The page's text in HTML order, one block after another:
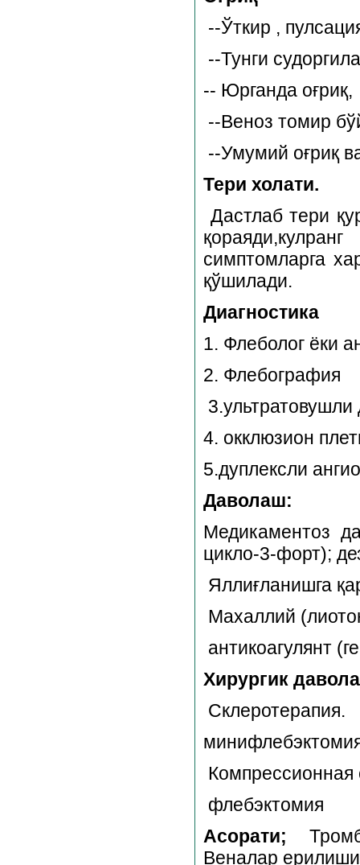
--Ўткир ,
--Тунги
-- Юрганда оғриқ,
--Веноз томир
--Умумий оғриқ
Тери холати.
Дастлаб тери
симптомларга
қўшилади.
Диагностика
1. Флеболог ёки
2. Флебография
4. окклюзион
5.дуплексли
Даволаш:
Медикаментоз
цикло-3-форт);
Яллиғланишга
Махаллий
антикоагулянт
Хирургик
Склеротерапия.
Компрессионная
флебэктомия
Асорати;
Веналар